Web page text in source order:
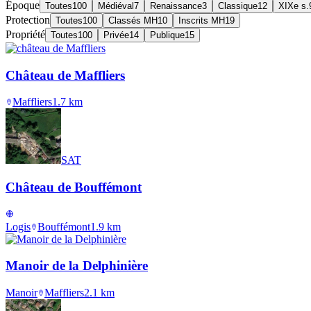
Époque Toutes100 Médiéval 7 Renaissance3 Classique12 XIXe s.
Protection Toutes100 Classés MH10 Inscrits MH19
Propriété Toutes100 Privée14 Publique15
Château de Maffliers
Maffliers1.7 km
SAT
Château de Bouffémont
Logis Bouffémont1.9 km
Manoir de la Delphinière
Manoir Maffliers2.1 km